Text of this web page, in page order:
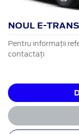
NOUL E-
Pentru informații
contactați